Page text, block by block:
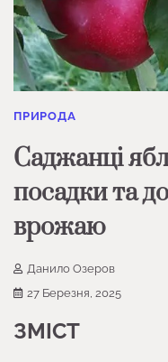
ПРИРОДА
Саджанці
посадки та
врожаю
Данило Озеров
27 Березня, 2025
ЗМІСТ